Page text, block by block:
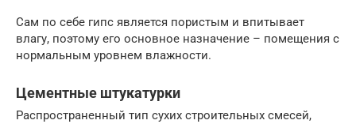
Сам по себе гипс является пористым и впитывает
влагу, поэтому его основное назначение – помещения с
нормальным уровнем влажности.
Цементные штукатурки
Распространенный тип сухих строительных смесей,